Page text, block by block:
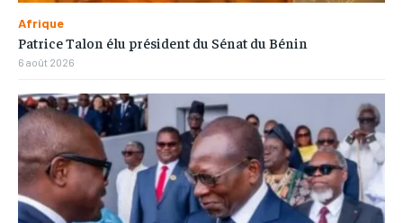
Afrique
Patrice Talon élu président du Sénat du Bénin
6 août 2026